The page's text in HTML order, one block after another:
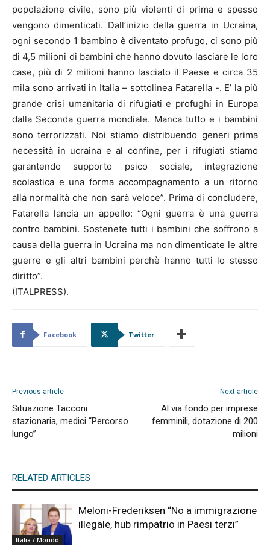
popolazione civile, sono più violenti di prima e spesso
vengono dimenticati. Dall’inizio della guerra in Ucraina,
ogni secondo 1 bambino è diventato profugo, ci sono più
di 4,5 milioni di bambini che hanno dovuto lasciare le loro
case, più di 2 milioni hanno lasciato il Paese e circa 35
mila sono arrivati in Italia – sottolinea Fatarella -. E’ la più
grande crisi umanitaria di rifugiati e profughi in Europa
dalla Seconda guerra mondiale. Manca tutto e i bambini
sono terrorizzati. Noi stiamo distribuendo generi prima
necessità in ucraina e al confine, per i rifugiati stiamo
garantendo supporto psico sociale, integrazione
scolastica e una forma accompagnamento a un ritorno
alla normalità che non sarà veloce”. Prima di concludere,
Fatarella lancia un appello: “Ogni guerra è una guerra
contro bambini. Sostenete tutti i bambini che soffrono a
causa della guerra in Ucraina ma non dimenticate le altre
guerre e gli altri bambini perchè hanno tutti lo stesso
diritto”.
(ITALPRESS).
Facebook Twitter
Previous article
Situazione Tacconi
stazionaria, medici “Percorso
lungo”
Next article
Al via fondo per imprese
femminili, dotazione di 200
milioni
RELATED ARTICLES
Italia / Mondo
Meloni-Frederiksen “No a immigrazione
illegale, hub rimpatrio in Paesi terzi”